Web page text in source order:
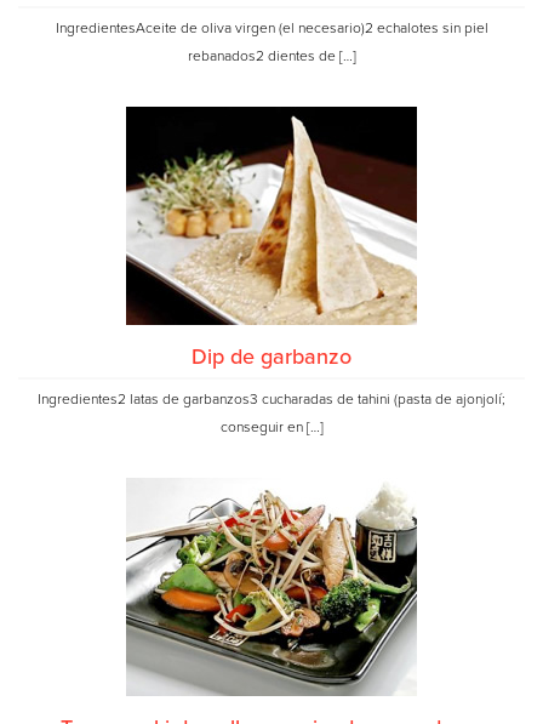
IngredientesAceite de oliva virgen (el necesario)2 echalotes sin piel
rebanados2 dientes de […]
Dip de garbanzo
Ingredientes2 latas de garbanzos3 cucharadas de tahini (pasta de ajonjolí;
conseguir en […]